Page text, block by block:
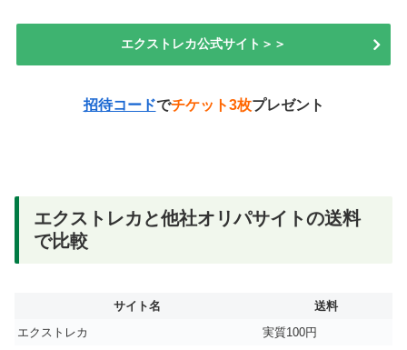
エクストレカ公式サイト＞＞
招待コードでチケット3枚プレゼント
エクストレカと他社オリパサイトの送料
で比較
サイト名
送料
エクストレカ
実質100円